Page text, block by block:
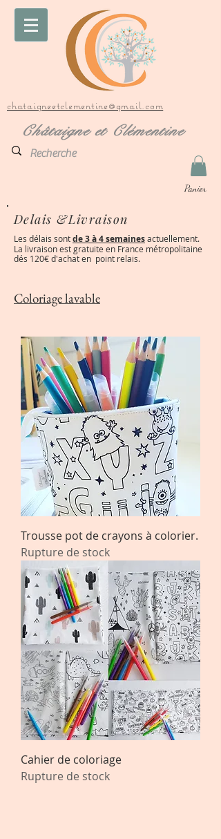
chataigneetclementine@gmail.com
Châtaigne et Clémentine
Panier
Delais &Livraison
Les délais sontde 3 à 4 semainesactuellement.
La livraison est gratuite en France métropolitaine
dés 120€ d'achat en point relais.
Coloriage lavable
Trousse pot de crayons à colorier.
Rupture de stock
Cahier de coloriage
Rupture de stock